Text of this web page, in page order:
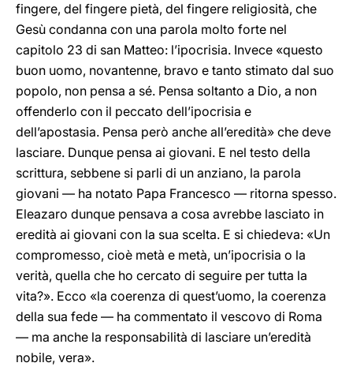
fingere, del fingere pietà, del fingere religiosità, che
Gesù condanna con una parola molto forte nel
capitolo 23 di san Matteo: l’ipocrisia. Invece «questo
buon uomo, novantenne, bravo e tanto stimato dal suo
popolo, non pensa a sé. Pensa soltanto a Dio, a non
offenderlo con il peccato dell’ipocrisia e
dell’apostasia. Pensa però anche all’eredità» che deve
lasciare. Dunque pensa ai giovani. E nel testo della
scrittura, sebbene si parli di un anziano, la parola
giovani — ha notato Papa Francesco — ritorna spesso.
Eleazaro dunque pensava a cosa avrebbe lasciato in
eredità ai giovani con la sua scelta. E si chiedeva: «Un
compromesso, cioè metà e metà, un’ipocrisia o la
verità, quella che ho cercato di seguire per tutta la
vita?». Ecco «la coerenza di quest’uomo, la coerenza
della sua fede — ha commentato il vescovo di Roma
— ma anche la responsabilità di lasciare un’eredità
nobile, vera».